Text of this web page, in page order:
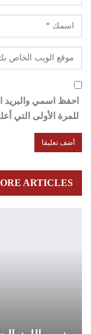
احفظ اسمي والبريد
للمرة الأولى التي
ARTICLES